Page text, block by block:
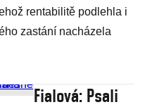
rentabilitě podlehla i
zastání nacházela
Fialová: Psali